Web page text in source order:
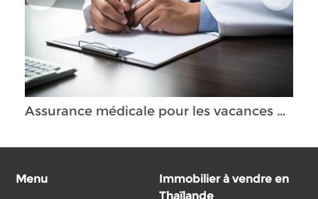
Assurance médicale pour les vacances en Thaïlande : une nécessité ?
Menu
Immobilier à vendre en
Thaïlande